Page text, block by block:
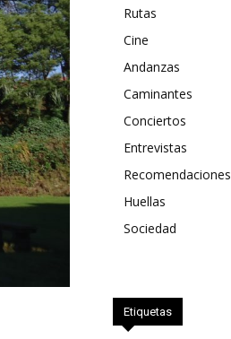
Rutas
Cine
Andanzas
Caminantes
Conciertos
Entrevistas
Recomendaciones
Huellas
Sociedad
Etiquetas